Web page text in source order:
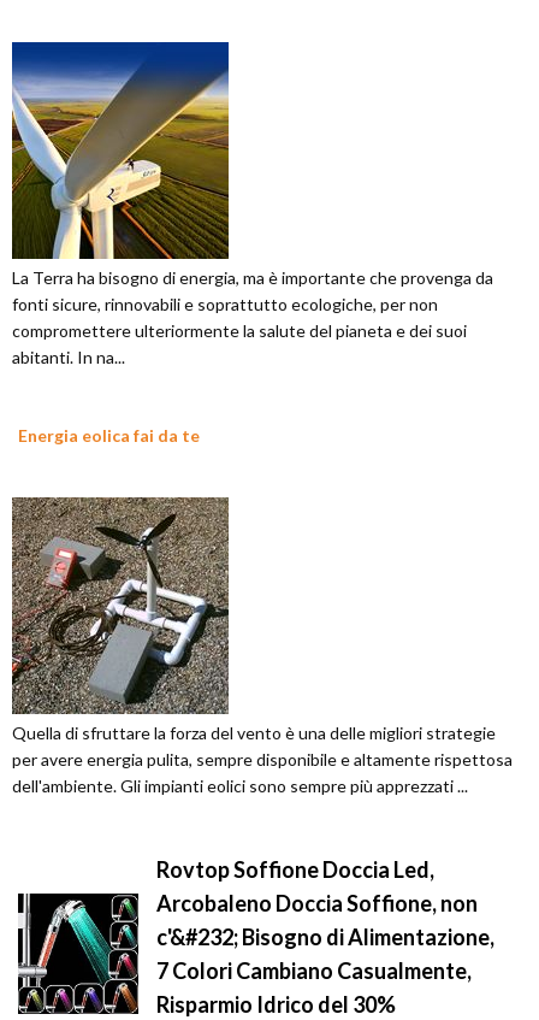
La Terra ha bisogno di energia, ma è importante che provenga da
fonti sicure, rinnovabili e soprattutto ecologiche, per non
compromettere ulteriormente la salute del pianeta e dei suoi
abitanti. In na...
Energia eolica fai da te
Quella di sfruttare la forza del vento è una delle migliori strategie
per avere energia pulita, sempre disponibile e altamente rispettosa
dell'ambiente. Gli impianti eolici sono sempre più apprezzati ...
Rovtop Soffione Doccia Led,
Arcobaleno Doccia Soffione, non
c'&#232; Bisogno di Alimentazione,
7 Colori Cambiano Casualmente,
Risparmio Idrico del 30%